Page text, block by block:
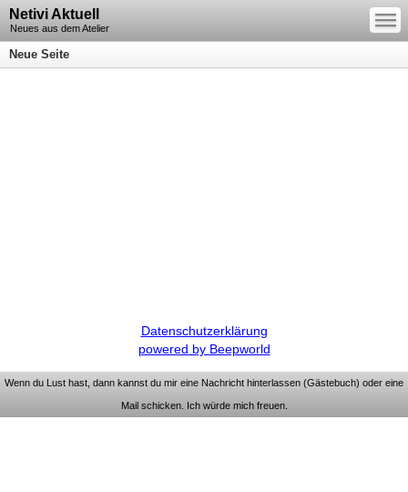
Netivi Aktuell
Neues aus dem Atelier
—
—
—
Neue Seite
Datenschutzerklärung
powered by Beepworld
Wenn du Lust hast, dann kannst du mir eine Nachricht hinterlassen (Gästebuch) oder eine
Mail schicken. Ich würde mich freuen.